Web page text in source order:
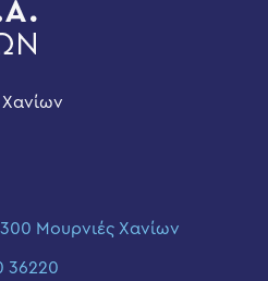
Μουρνιές Χανίων
36220